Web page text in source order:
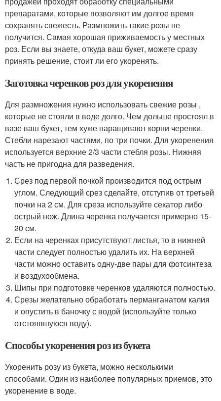
препаратами, которые позволяют им долгое время
сохранять свежесть. Размножить такие розы не
получится. Самая хорошая приживаемость у местных
роз. Если вы знаете, откуда ваш букет, можете сразу
принять решение, стоит ли его укоренять.
Заготовка черенков роз для укоренения
Для размножения нужно использовать свежие розы ,
которые не стояли в воде долго. Чем дольше простоял в
вазе ваш букет, тем хуже наращивают корни черенки.
Стебли нарезают частями, по три почки. Для укоренения
используется верхние 2/3 части стебля розы. Нижняя
часть не пригодна для разведения.
Срез под первой почкой производится под острым
углом. Следующий срез сделайте, отступив от третьей
почки на 2 см. Для среза используйте секатор либо
острый нож. Длина черенка получается примерно 15-
20 см.
Если на черенках присутствуют листья, то в нижней
части следует полностью удалить их. На верхней
части можно оставить одну-две пары для фотсинтеза
и воздухообмена.
Шипы при подготовке черенков удаляются полностью.
Срезы желательно обработать перманганатом калия
и опустить в баночку с водой (используйте только
отстоявшуюся воду).
Способы укоренения роз из букета
Укоренить розу из букета, можно несколькими
способами. Один из наиболее популярных приемов, это
укоренение в воде.